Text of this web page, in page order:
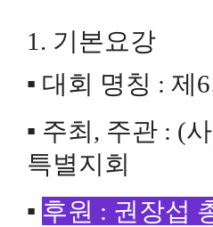
1. 기본요강
▪ 대회 명칭 : 제6
▪ 주최, 주관 : (사
특별지회
▪ 후원 : 권장섭